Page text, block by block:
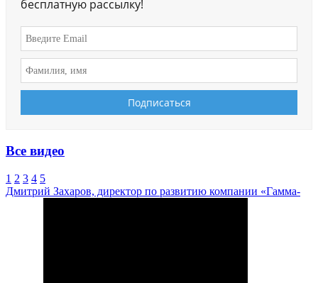
бесплатную рассылку!
Все видео
1 2 3 4 5
Дмитрий Захаров, директор по развитию компании «Гамма-